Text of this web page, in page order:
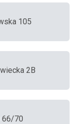
105
2B
66/70